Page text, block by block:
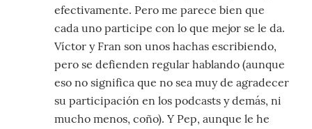
efectivamente. Pero me parece bien que
cada uno participe con lo que mejor se le da.
Víctor y Fran son unos hachas escribiendo,
pero se defienden regular hablando (aunque
eso no significa que no sea muy de agradecer
su participación en los podcasts y demás, ni
mucho menos, coño). Y Pep, aunque le he